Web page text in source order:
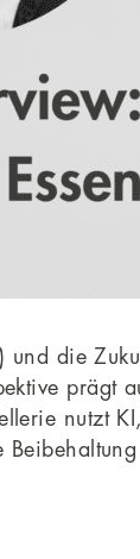
und die
prägt
nutzt